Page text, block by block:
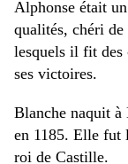
Alphonse était
qualités, chéri de
lesquels il fit des
ses victoires.
Blanche naquit
en 1185. Elle fut
roi de Castille.